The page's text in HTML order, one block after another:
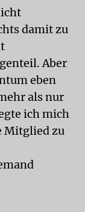
damit zu
Aber
eben
als nur
ich mich
Mitglied zu